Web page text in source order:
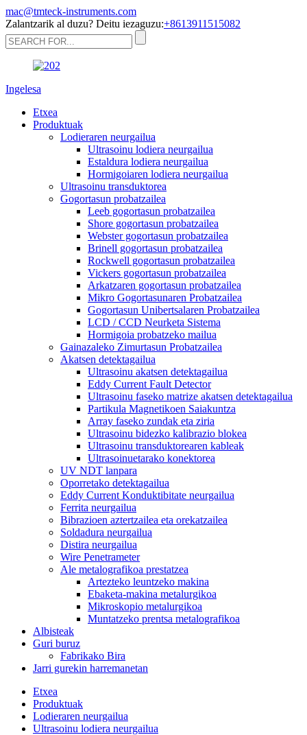
mac@tmteck-instruments.com
Zalantzarik al duzu? Deitu iezaguzu:+8613911515082
Ingelesa
Etxea
Produktuak
Lodieraren neurgailua
Ultrasoinu lodiera neurgailua
Estaldura lodiera neurgailua
Hormigoiaren lodiera neurgailua
Ultrasoinu transduktorea
Gogortasun probatzailea
Leeb gogortasun probatzailea
Shore gogortasun probatzailea
Webster gogortasun probatzailea
Brinell gogortasun probatzailea
Rockwell gogortasun probatzailea
Vickers gogortasun probatzailea
Arkatzaren gogortasun probatzailea
Mikro Gogortasunaren Probatzailea
Gogortasun Unibertsalaren Probatzailea
LCD / CCD Neurketa Sistema
Hormigoia probatzeko mailua
Gainazaleko Zimurtasun Probatzailea
Akatsen detektagailua
Ultrasoinu akatsen detektagailua
Eddy Current Fault Detector
Ultrasoinu faseko matrize akatsen detektagailua
Partikula Magnetikoen Saiakuntza
Array faseko zundak eta ziria
Ultrasoinu bidezko kalibrazio blokea
Ultrasoinu transduktorearen kableak
Ultrasoinuetarako konektorea
UV NDT lanpara
Oporretako detektagailua
Eddy Current Konduktibitate neurgailua
Ferrita neurgailua
Bibrazioen aztertzailea eta orekatzailea
Soldadura neurgailua
Distira neurgailua
Wire Penetrameter
Ale metalografikoa prestatzea
Artezteko leuntzeko makina
Ebaketa-makina metalurgikoa
Mikroskopio metalurgikoa
Muntatzeko prentsa metalografikoa
Albisteak
Guri buruz
Fabrikako Bira
Jarri gurekin harremanetan
Etxea
Produktuak
Lodieraren neurgailua
Ultrasoinu lodiera neurgailua